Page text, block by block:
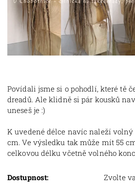
Povídali jsme si o pohodlí, které tě
dreadů. Ale klidně si pár kousků
uneseš je :)
K uvedené délce navíc naleží volný
cm. Ve výsledku tak může mít 55
celkovou délku včetně volného
Dostupnost: Zvolte